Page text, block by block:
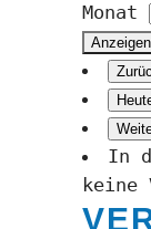
Monat
In
keine